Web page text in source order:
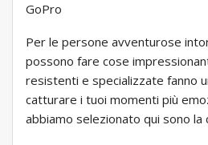
GoPro
Per le persone avventurose
possono fare cose
resistenti e specializzate fanno
catturare i tuoi momenti più
abbiamo selezionato qui sono la